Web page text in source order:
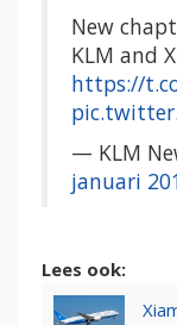
New
KLM and
https://
— KLM
januari
Lees ook: